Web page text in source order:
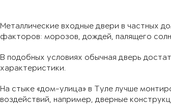
Металлические входные двери в частных
факторов: морозов, дождей, палящего
В подобных условиях обычная дверь
характеристики.
На стыке «дом-улица» в Туле лучше
воздействий, например, дверные